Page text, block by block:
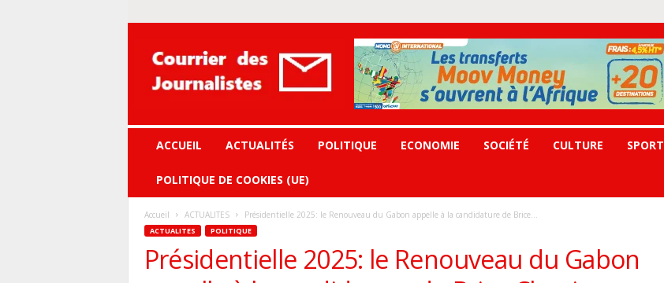
journalistes
ACCUEIL ACTUALITÉS POLITIQUE ECONOMIE SOCIÉTÉ CULTURE SPORT
POLITIQUE DE COOKIES (UE)
Accueil ACTUALITES Présidentielle 2025: le Renouveau du Gabon appelle à la candidature de Brice...
ACTUALITES POLITIQUE
Présidentielle 2025: le Renouveau du Gabon